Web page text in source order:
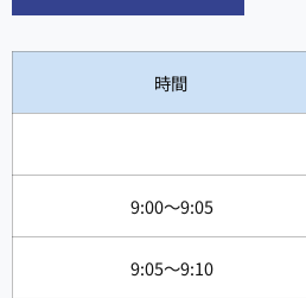
時間
9:00～9:05
9:05～9:10